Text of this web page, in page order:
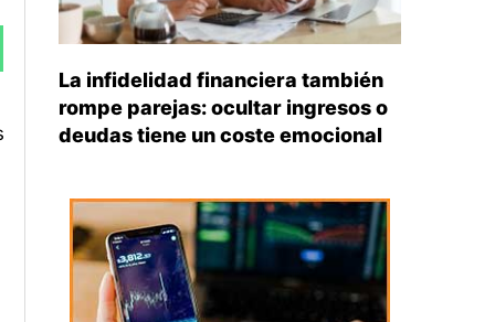
La infidelidad financiera también
rompe parejas: ocultar ingresos o
deudas tiene un coste emocional